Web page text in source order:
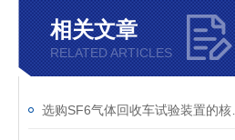
相关文章
RELATED ARTICLES